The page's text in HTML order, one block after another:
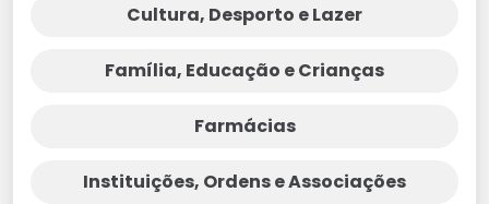
Cultura, Desporto e Lazer
Família, Educação e Crianças
Farmácias
Instituições, Ordens e Associações